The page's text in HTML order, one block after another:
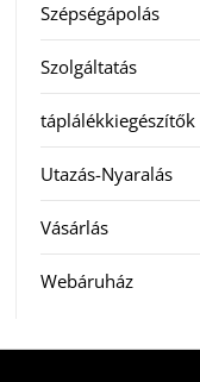
Szépségápolás
Szolgáltatás
táplálékkiegészítők
Utazás-Nyaralás
Vásárlás
Webáruház